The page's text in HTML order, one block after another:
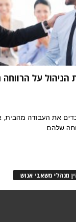
הניהול על
את העבודה מהבית,
שלהם
מנהלי משאבי אנוש